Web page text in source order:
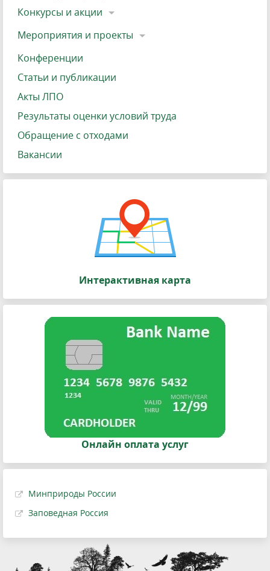
Конкурсы и акции
Мероприятия и проекты
Конференции
Статьи и публикации
Акты ЛПО
Результаты оценки условий труда
Обращение с отходами
Вакансии
Интерактивная карта
Онлайн оплата услуг
Минприроды России
Заповедная Россия